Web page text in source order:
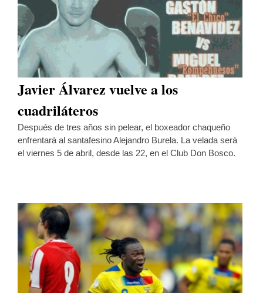
Javier Álvarez vuelve a los
cuadriláteros
Después de tres años sin pelear, el boxeador chaqueño
enfrentará al santafesino Alejandro Burela. La velada será
el viernes 5 de abril, desde las 22, en el Club Don Bosco.